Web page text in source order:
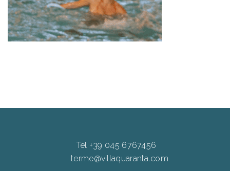
Tel +39 045 6767456
terme@villaquaranta.com